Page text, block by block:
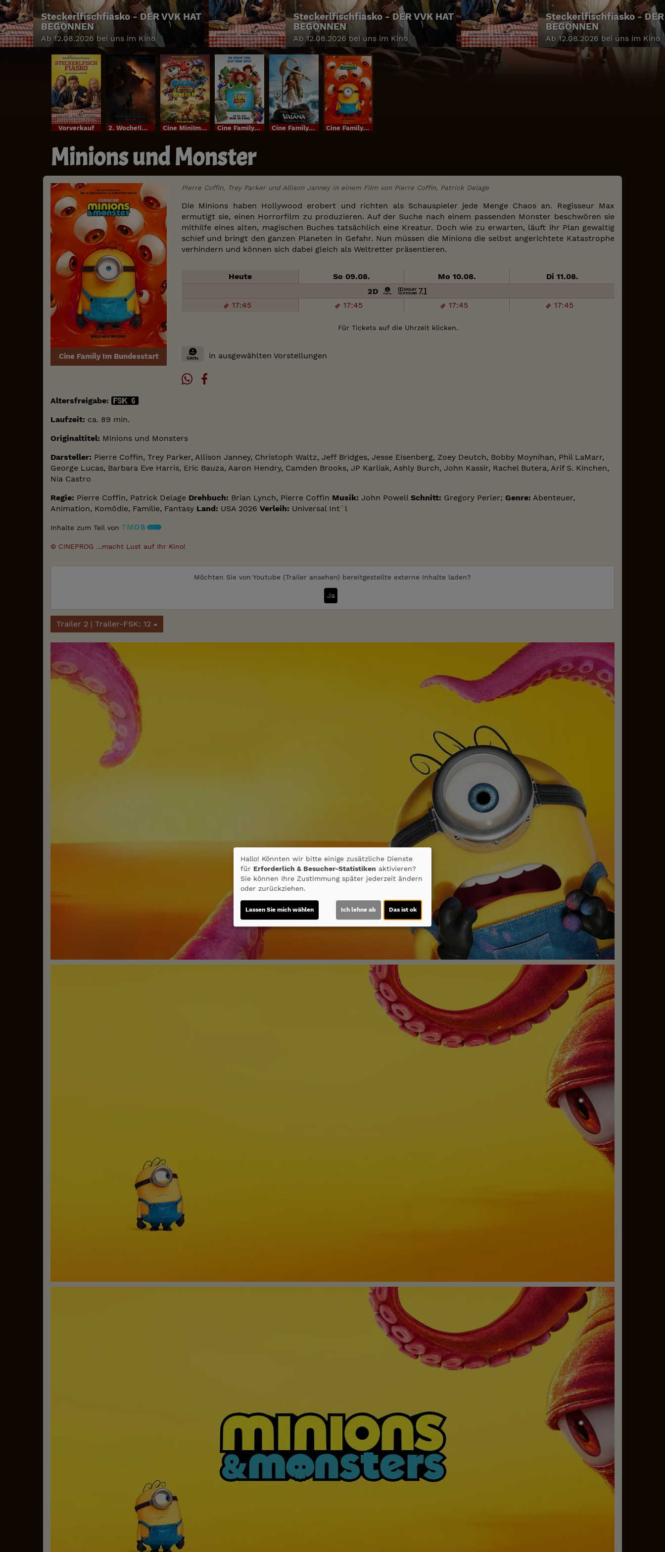
Steckerlfischfiasko - DER
BEGONNEN
Ab 12.08.2026 bei uns im Kino
Steckerlfischfiasko - DER VVK HAT
BEGONNEN
Ab 12.08.2026 bei uns im Kino
Steckerlfischfiasko - DER VVK HAT
BEGONNEN
Ab 12.08.2026 bei uns im Kino
Vorverkauf 2. Woche!Im Bundesstart Cine MiniIm Bundesstart Cine FamilyIm Bundesstart Cine FamilyIm Bundesstart Cine FamilyIm Bundesstart
Minions und Monster
Cine Family Im Bundesstart
Pierre Coffin, Trey Parker und Allison Janney in einem Film von Pierre Coffin, Patrick Delage
Die Minions haben Hollywood erobert und richten als Schauspieler jede Menge Chaos an. Regisseur Max
ermutigt sie, einen Horrorfilm zu produzieren. Auf der Suche nach einem passenden Monster beschwören sie
mithilfe eines alten, magischen Buches tatsächlich eine Kreatur. Doch wie zu erwarten, läuft ihr Plan gewaltig
schief und bringt den ganzen Planeten in Gefahr. Nun müssen die Minions die selbst angerichtete Katastrophe
verhindern und können sich dabei gleich als Weltretter präsentieren.
Heute So 09.08. Mo 10.08. Di 11.08.
17:45 17:45 17:45 17:45
2D
Für Tickets auf die Uhrzeit klicken.
in ausgewählten Vorstellungen
Altersfreigabe:
Laufzeit: ca. 89 min.
Originaltitel: Minions und Monsters
Darsteller: Pierre Coffin, Trey Parker, Allison Janney, Christoph Waltz, Jeff Bridges, Jesse Eisenberg, Zoey Deutch, Bobby Moynihan, Phil LaMarr,
George Lucas, Barbara Eve Harris, Eric Bauza, Aaron Hendry, Camden Brooks, JP Karliak, Ashly Burch, John Kassir, Rachel Butera, Arif S. Kinchen,
Nia Castro
Regie: Pierre Coffin, Patrick Delage Drehbuch: Brian Lynch, Pierre Coffin Musik: John Powell Schnitt: Gregory Perler; Genre: Abenteuer,
Animation, Komödie, Familie, Fantasy Land: USA 2026 Verleih: Universal Int´l
Inhalte zum Teil von
© CINEPROG ...macht Lust auf Ihr Kino!
Möchten Sie von Youtube (Trailer ansehen) bereitgestellte externe Inhalte laden?
Ja
Trailer 2 | Trailer-FSK: 12
Hallo! Könnten wir bitte einige zusätzliche Dienste
für Erforderlich & Besucher-Statistiken aktivieren?
Sie können Ihre Zustimmung später jederzeit ändern
oder zurückziehen.
Lassen Sie mich wählen Ich lehne ab Das ist ok